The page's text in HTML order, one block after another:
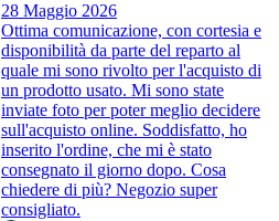
28 Maggio 2026
Ottima comunicazione, con cortesia e
disponibilità da parte del reparto al
quale mi sono rivolto per l'acquisto di
un prodotto usato. Mi sono state
inviate foto per poter meglio decidere
sull'acquisto online. Soddisfatto, ho
inserito l'ordine, che mi è stato
consegnato il giorno dopo. Cosa
chiedere di più? Negozio super
consigliato.